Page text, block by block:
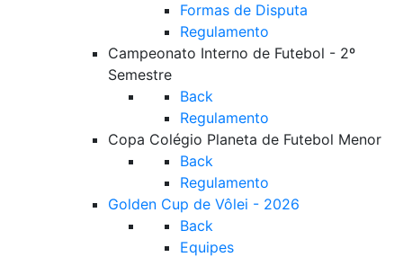
Formas de Disputa
Regulamento
Campeonato Interno de Futebol - 2º
Semestre
Back
Regulamento
Copa Colégio Planeta de Futebol Menor
Back
Regulamento
Golden Cup de Vôlei - 2026
Back
Equipes